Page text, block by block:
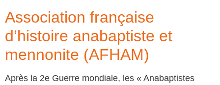
Association française
d’histoire anabaptiste et
mennonite (AFHAM)
Après la 2e Guerre mondiale, les « Anabaptistes